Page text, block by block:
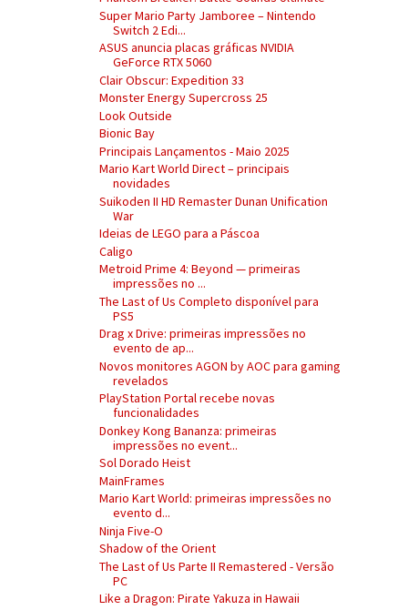
Super Mario Party Jamboree – Nintendo
Switch 2 Edi...
ASUS anuncia placas gráficas NVIDIA
GeForce RTX 5060
Clair Obscur: Expedition 33
Monster Energy Supercross 25
Look Outside
Bionic Bay
Principais Lançamentos - Maio 2025
Mario Kart World Direct – principais
novidades
Suikoden II HD Remaster Dunan Unification
War
Ideias de LEGO para a Páscoa
Caligo
Metroid Prime 4: Beyond — primeiras
impressões no ...
The Last of Us Completo disponível para
PS5
Drag x Drive: primeiras impressões no
evento de ap...
Novos monitores AGON by AOC para gaming
revelados
PlayStation Portal recebe novas
funcionalidades
Donkey Kong Bananza: primeiras
impressões no event...
Sol Dorado Heist
MainFrames
Mario Kart World: primeiras impressões no
evento d...
Ninja Five-O
Shadow of the Orient
The Last of Us Parte II Remastered - Versão
PC
Like a Dragon: Pirate Yakuza in Hawaii